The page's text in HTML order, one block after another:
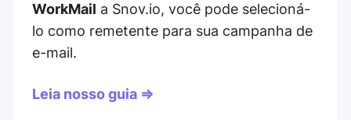
WorkMail a Snov.io, você pode selecioná-
lo como remetente para sua campanha de
e-mail.
Leia nosso guia ⇒